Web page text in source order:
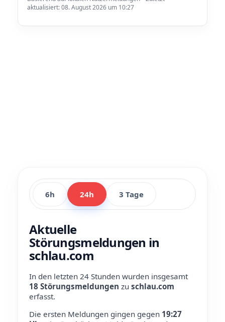
aktualisiert: 08. August 2026 um 10:27
6h 24h 3 Tage
Aktuelle
Störungsmeldungen in
schlau.com
In den letzten 24 Stunden wurden insgesamt
18 Störungsmeldungen zu schlau.com
erfasst.
Die ersten Meldungen gingen gegen 19:27